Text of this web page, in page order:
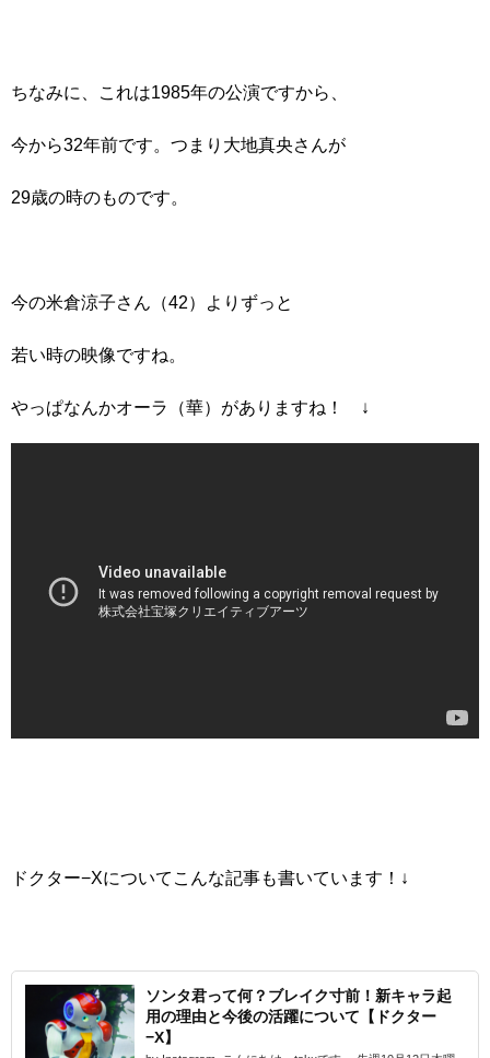
ちなみに、これは1985年の公演ですから、
今から32年前です。つまり大地真央さんが
29歳の時のものです。
今の米倉涼子さん（42）よりずっと
若い時の映像ですね。
やっぱなんかオーラ（華）がありますね！ ↓
ドクター−Xについてこんな記事も書いています！↓
ソンタ君って何？ブレイク寸前！新キャラ起
用の理由と今後の活躍について【ドクター
−X】